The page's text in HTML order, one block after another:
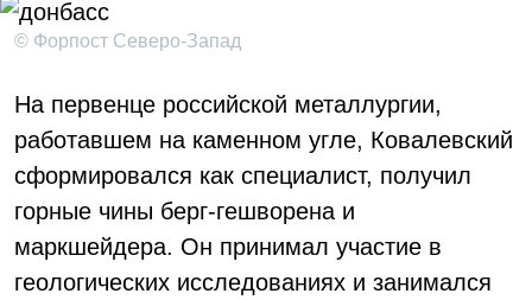
© Форпост Северо-Запад
На первенце российской металлургии,
работавшем на каменном угле, Ковалевский
сформировался как специалист, получил
горные чины берг-гешворена и
маркшейдера. Он принимал участие в
геологических исследованиях и занимался